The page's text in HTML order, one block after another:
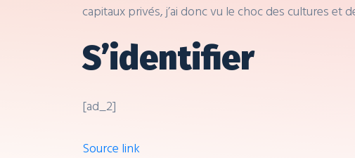
capitaux privés, j’ai donc vu le choc des cultures et
S’identifier
[ad_2]
Source link